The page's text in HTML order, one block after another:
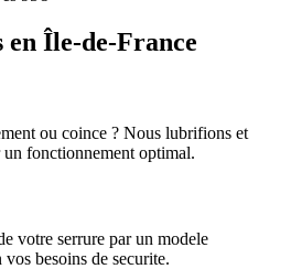
en Île-de-France
ou coince ? Nous lubrifions et
un fonctionnement optimal.
votre serrure par un modele
besoins de securite.